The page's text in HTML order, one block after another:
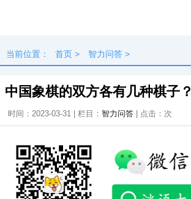
当前位置： 首页 > 智力问答 >
中国象棋的双方各有几种棋子？
时间：2023-03-31 | 栏目： 智力问答 | 点击： 次